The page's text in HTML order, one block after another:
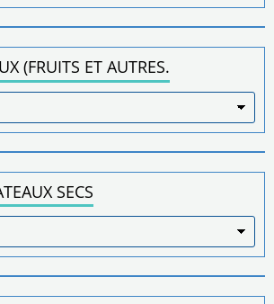
(FRUITS ET AUTRES.
SECS